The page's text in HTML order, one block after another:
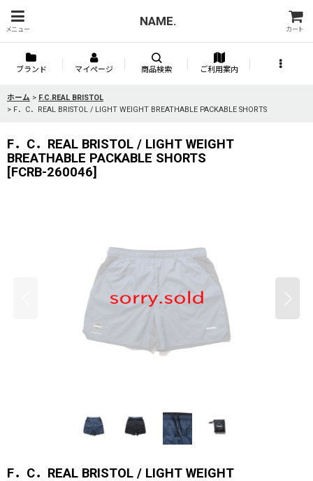
メニュー
NAME.
カート
ブランド マイページ 商品検索 ご利用案内
ホーム > F.C.REAL BRISTOL
> F．C．REAL BRISTOL / LIGHT WEIGHT BREATHABLE PACKABLE SHORTS
F．C．REAL BRISTOL / LIGHT WEIGHT
BREATHABLE PACKABLE SHORTS
[FCRB-260046]
F．C．REAL BRISTOL / LIGHT WEIGHT